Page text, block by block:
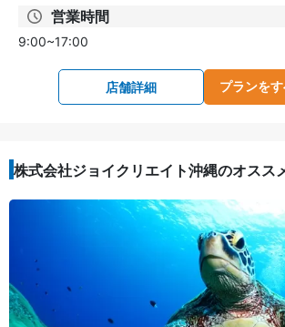
営業時間
9:00~17:00
店舗詳細 プランを
株式会社ジョイクリエイト沖縄のオスス